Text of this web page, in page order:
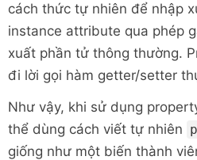
putin = Person()
putin.first_name
putin.last_name =
putin.age = 66
cách thức tự nhiên để nhập
instance attribute qua phép
xuất phần tử thông thường.
đi lời gọi hàm getter/setter
Như vậy, khi sử dụng
thể dùng cách viết tự nhiên
giống như một biến thành